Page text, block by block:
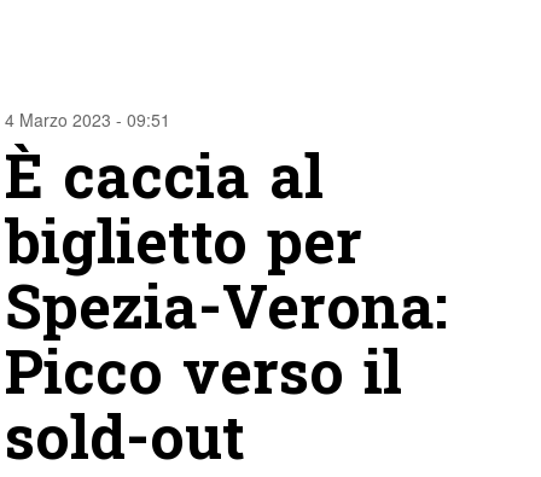
4 Marzo 2023 - 09:51
È caccia al
biglietto per
Spezia-Verona:
Picco verso il
sold-out